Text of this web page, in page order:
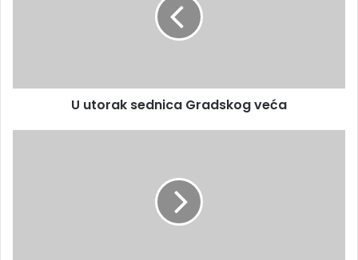
U utorak sednica Gradskog veća